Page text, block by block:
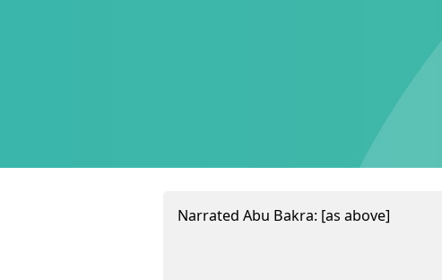
Narrated Abu Bakra: [as above]